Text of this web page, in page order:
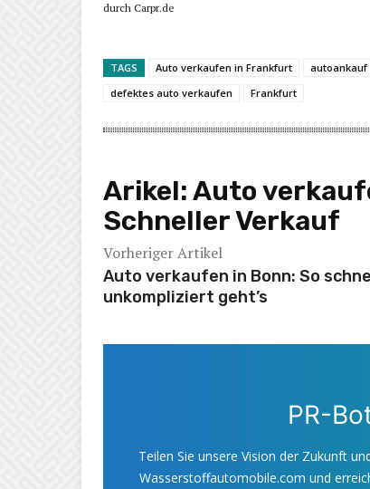
durch Carpr.de
TAGS Auto verkaufen in Frankfurt autoankauf
defektes auto verkaufen
Frankfurt
Arikel:Auto
Schneller Verkauf
Vorheriger Artikel
Auto verkaufen in Bonn: So
unkompliziert geht’s
PR-
Teilen Sie unsere Vision der Zukunft
Wasserstoffautomobile.com und